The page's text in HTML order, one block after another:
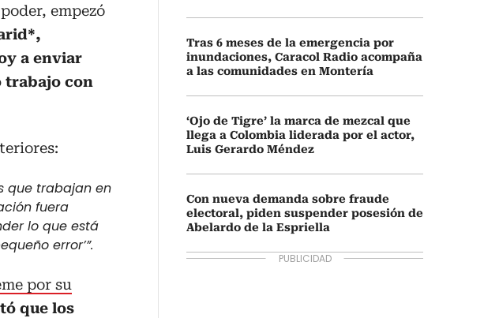
empezó
a enviar
trabajo con
que trabajan en
fuera
lo que está
error’”.
por su
que los
Tras 6 meses de la emergencia por
inundaciones, Caracol Radio acompaña
a las comunidades en Montería
‘Ojo de Tigre’ la marca de mezcal que
llega a Colombia liderada por el actor,
Luis Gerardo Méndez
Con nueva demanda sobre fraude
electoral, piden suspender posesión de
Abelardo de la Espriella